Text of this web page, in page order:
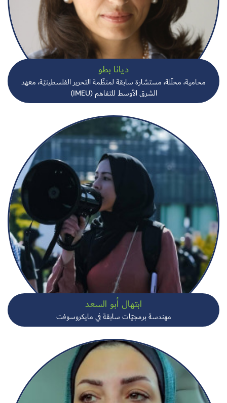
ديانا بطو
محامية، محلّلة، مستشارة سابقة لمنظّمة التحرير الفلسطينيّة، معهد
الشرق الأوسط للتفاهم (IMEU)
ابتهال أبو السعد
مهندسة برمجيّات سابقة في مايكروسوفت